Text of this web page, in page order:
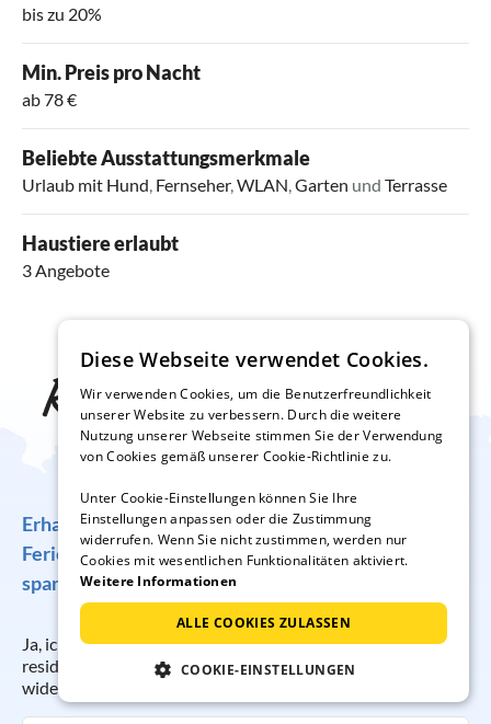
bis zu 20%
Min. Preis pro Nacht
ab 78 €
Beliebte Ausstattungsmerkmale
Urlaub mit Hund, Fernseher,WLAN,Garten und Terrasse
Haustiere erlaubt
3 Angebote
Reise-Inspiration frei
Haus
Erhalten Sie regelmäßig Angebote für traumhafte
Ferienunterkünfte, tolle Gewinnspiele und
spannende Reisetipps!
Ja, ich möchte regelmäßig per E-Mail den Newsletter der
resido GmbH erhalten. Die Anmeldung kann ich jederzeit
widerrufen.
Diese Webseite verwendet Cookies.
Wir verwenden Cookies, um die Benutzerfreundlichkeit
unserer Website zu verbessern. Durch die weitere
Nutzung unserer Webseite stimmen Sie der Verwendung
von Cookies gemäß unserer Cookie-Richtlinie zu.
Unter Cookie-Einstellungen können Sie Ihre
Einstellungen anpassen oder die Zustimmung
widerrufen. Wenn Sie nicht zustimmen, werden nur
Cookies mit wesentlichen Funktionalitäten aktiviert.
Weitere Informationen
ALLE COOKIES ZULASSEN
COOKIE-EINSTELLUNGEN